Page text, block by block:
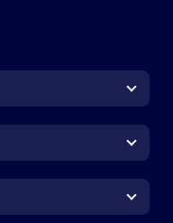
Zoom Rooms